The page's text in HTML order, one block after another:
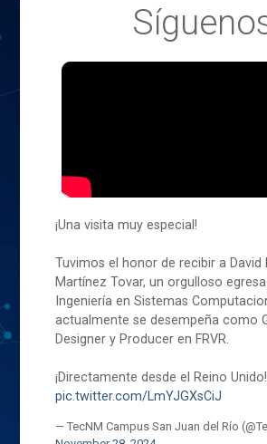
¡Una visita muy especial!
Tuvimos el honor de recibir a David
Martínez Tovar, un orgulloso
Ingeniería en Sistemas
actualmente se desempeña como
Designer y Producer en FRVR.
¡Directamente desde el Reino
pic.twitter.com/LmYJGXsCiJ
— TecNM Campus San Juan del Río